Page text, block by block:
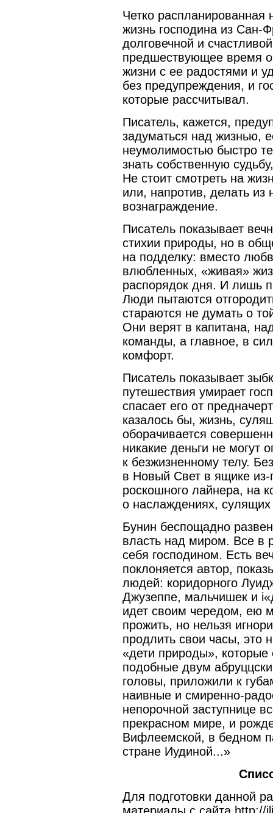
Четко распланированная
жизнь господина из Сан-
долговечной и
предшествующее время
жизни с ее радостями и
без предупреждения, и
которые рассчитывал.
Писатель, кажется,
задуматься над жизнью,
неумолимостью быстро
знать собственную
Не стоит смотреть на
или, напротив, делать
вознаграждение.
Писатель показывает
стихии природы, но в
на подделку: вместо
влюбленных, «живая»
распорядок дня. И лишь
Люди пытаются
стараются не думать о
Они верят в капитана,
команды, а главное, в
комфорт.
Писатель показывает
путешествия умирает
спасает его от
казалось бы, жизнь,
оборачивается
никакие деньги не могут
к безжизненному телу.
в Новый Свет в ящике из-
роскошного лайнера, на
о наслаждениях,
Бунин беспощадно
власть над миром. Все в
себя господином. Есть
поклоняется автор,
людей: коридорного
Джузеппе, мальчишек и
идет своим чередом, ею
прожить, но нельзя
продлить свои часы, это
«дети природы», которые
подобные двум
головы, приложили к
наивные и смиренно-
непорочной заступнице
прекрасном мире, и
Вифлеемской, в бедном
стране Иудиной...»
Для подготовки данной